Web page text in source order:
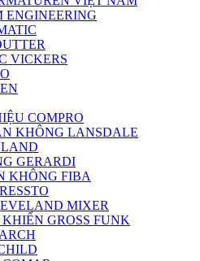
ENGINEERING
VICKERS
COMPRO
KHÔNG LANSDALE
GERARDI
KHÔNG FIBA
MIXER
GROSS FUNK